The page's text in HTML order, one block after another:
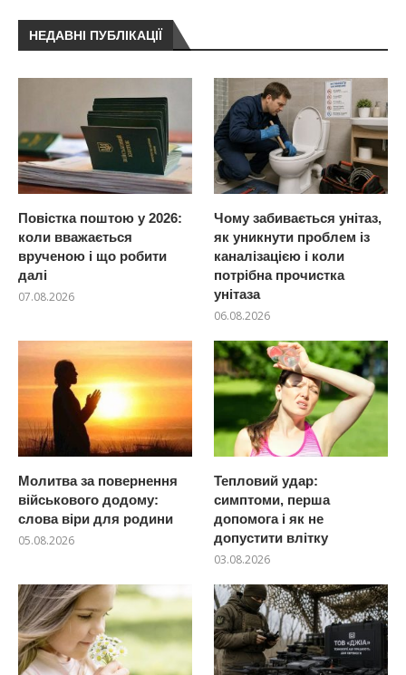
НЕДАВНІ ПУБЛІКАЦІЇ
Повістка поштою у 2026:
коли вважається
врученою і що робити
далі
07.08.2026
Чому забивається унітаз,
як уникнути проблем із
каналізацією і коли
потрібна прочистка
унітаза
06.08.2026
Молитва за повернення
військового додому:
слова віри для родини
05.08.2026
Тепловий удар:
симптоми, перша
допомога і як не
допустити влітку
03.08.2026